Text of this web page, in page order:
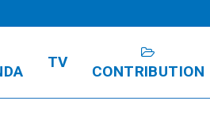
TV
CONTRIBUTION